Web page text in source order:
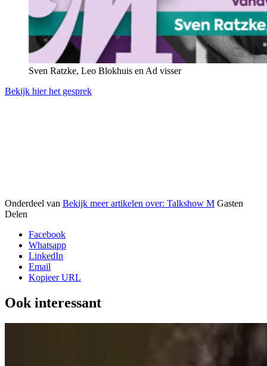
Sven Ratzke, Leo Blokhuis en Ad visser
Bekijk hier het gesprek
Onderdeel van Bekijk meer artikelen over: Talkshow M Gasten
Delen
Facebook
Whatsapp
LinkedIn
Email
Kopieer URL
Ook interessant